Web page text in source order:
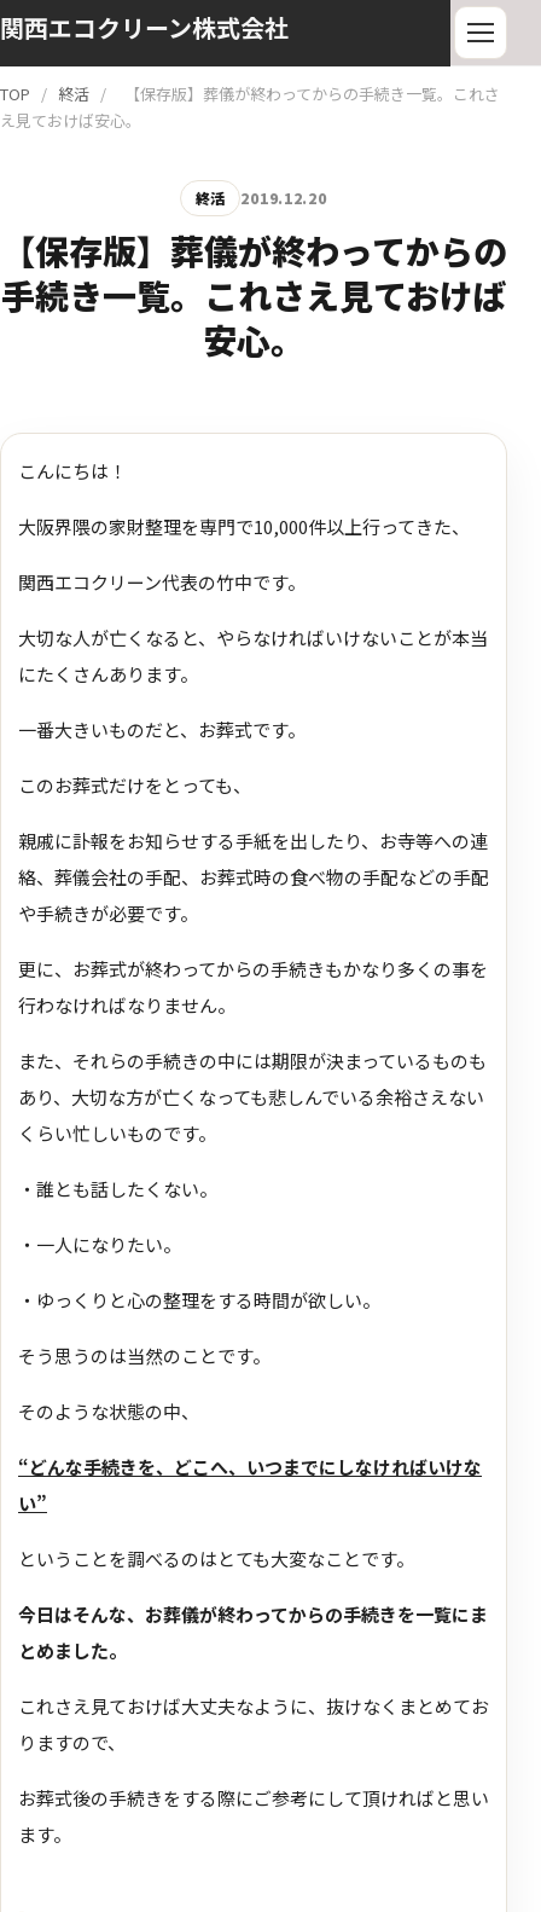
関西エコクリーン株式会社
TOP / 終活 /
【保存版】葬儀が終わってからの手続き一覧。これさ
え見ておけば安心。
終活 2019.12.20
【保存版】葬儀が終わってからの
手続き一覧。これさえ見ておけば
安心。
こんにちは！
大阪界隈の家財整理を専門で10,000件以上行ってきた、
関西エコクリーン代表の竹中です。
大切な人が亡くなると、やらなければいけないことが本当
にたくさんあります。
一番大きいものだと、お葬式です。
このお葬式だけをとっても、
親戚に訃報をお知らせする手紙を出したり、お寺等への連
絡、葬儀会社の手配、お葬式時の食べ物の手配などの手配
や手続きが必要です。
更に、お葬式が終わってからの手続きもかなり多くの事を
行わなければなりません。
また、それらの手続きの中には期限が決まっているものも
あり、大切な方が亡くなっても悲しんでいる余裕さえない
くらい忙しいものです。
・誰とも話したくない。
・一人になりたい。
・ゆっくりと心の整理をする時間が欲しい。
そう思うのは当然のことです。
そのような状態の中、
“どんな手続きを、どこへ、いつまでにしなければいけな
い”
ということを調べるのはとても大変なことです。
今日はそんな、お葬儀が終わってからの手続きを一覧にま
とめました。
これさえ見ておけば大丈夫なように、抜けなくまとめてお
りますので、
お葬式後の手続きをする際にご参考にして頂ければと思い
ます。